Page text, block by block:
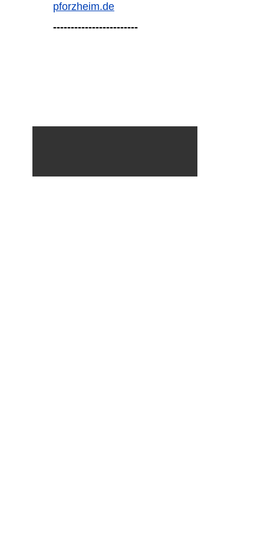
pforzheim.de
------------------------